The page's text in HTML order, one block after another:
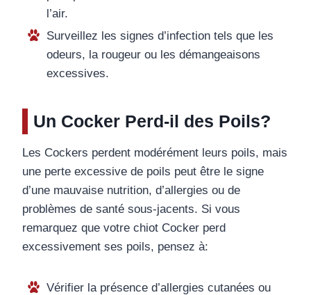
l’air.
Surveillez les signes d’infection tels que les
odeurs, la rougeur ou les démangeaisons
excessives.
Un Cocker Perd-il des Poils?
Les Cockers perdent modérément leurs poils, mais
une perte excessive de poils peut être le signe
d’une mauvaise nutrition, d’allergies ou de
problèmes de santé sous-jacents. Si vous
remarquez que votre chiot Cocker perd
excessivement ses poils, pensez à:
Vérifier la présence d’allergies cutanées ou